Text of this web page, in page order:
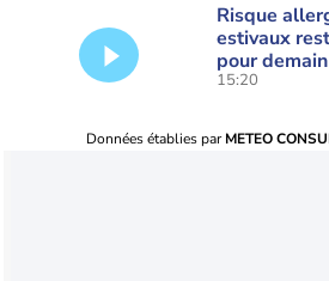
Risque
estivaux
pour
15:20
Données établies parMETEO